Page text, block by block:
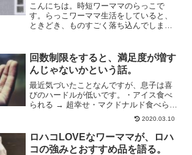
こんにちは。時短ワーママのらっこで
す。らっこワーママ生活をしていると、
ときどき、ものすごく落ち込んでしまう
日々に疲れていると、ドーンと気持ちが
落ちてしまいがちです。少し...
回数制限をすると、満足度が増す
んじゃないかという話。
最近気づいたことなんですが、息子は喜
びのハードルが低いです。・アイス食べ
られる → 超幸せ・マクドナルド食べられ
る → 超幸せ・車（レンタカー）に乗れる
→ 超幸せ・おもちゃがもらえる → 超幸
せという感じです。なんでそうなのかな
と考えてみ...
2020.03.10
ロハコLOVEなワーママが、ロハ
コの強みとおすすめ品を語る。